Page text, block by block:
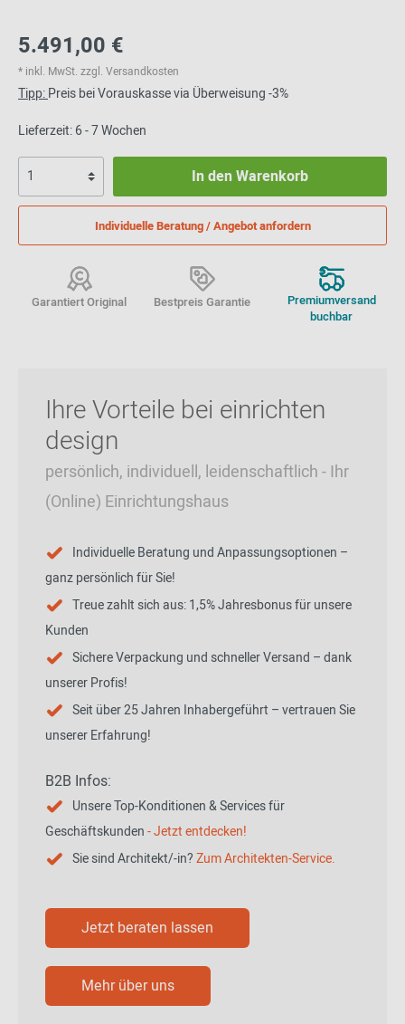
5.491,00 €
* inkl. MwSt. zzgl. Versandkosten
Tipp:Preis bei Vorauskasse via Überweisung -3%
Lieferzeit: 6 - 7 Wochen
In den Warenkorb
Individuelle Beratung / Angebot anfordern
Garantiert Original Bestpreis Garantie
Premiumversand
buchbar
Ihre Vorteile bei einrichten
design
persönlich, individuell, leidenschaftlich - Ihr
(Online) Einrichtungshaus
Individuelle Beratung und Anpassungsoptionen –
ganz persönlich für Sie!
Treue zahlt sich aus: 1,5% Jahresbonus für unsere
Kunden
Sichere Verpackung und schneller Versand – dank
unserer Profis!
Seit über 25 Jahren Inhabergeführt – vertrauen Sie
unserer Erfahrung!
B2B Infos:
Unsere Top-Konditionen & Services für
Geschäftskunden- Jetzt entdecken!
Sie sind Architekt/-in?Zum Architekten-Service.
Jetzt beraten lassen
Mehr über uns